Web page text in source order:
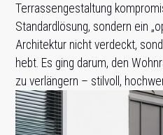
Terrassengestaltung
Standardlösung, sondern ein
Architektur nicht verdeckt,
hebt. Es ging darum, den
zu verlängern – stilvoll,